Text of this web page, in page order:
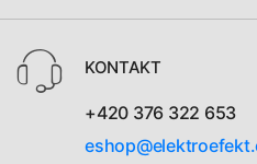
KONTAKT
+420 376 322 653